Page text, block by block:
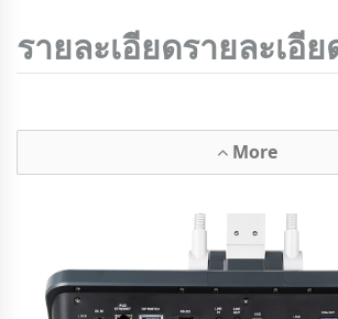
รายละเอียดรายละเอีย
More